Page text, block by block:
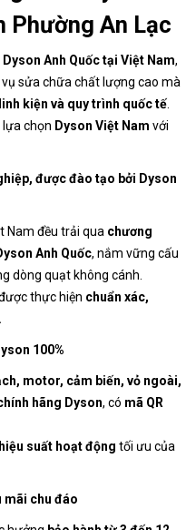
Phường An Lạc
Anh Quốc tại Việt Nam,
sửa chữa chất lượng cao mà
kiện và quy trình quốc tế.
chọn Dyson Việt Nam với
được đào tạo bởi Dyson
Nam đều trải qua chương
Anh Quốc, nắm vững cấu
dòng quạt không cánh.
thực hiện chuẩn xác,
100%
motor, cảm biến, vỏ ngoài,
hãng Dyson, có mã QR
suất hoạt động tối ưu của
mãi chu đáo